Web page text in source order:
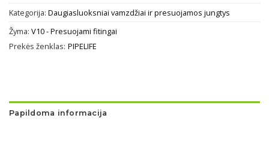
Kategorija: Daugiasluoksniai vamzdžiai ir presuojamos jungtys
Žyma: V10 - Presuojami fitingai
Prekės ženklas: PIPELIFE
Papildoma informacija